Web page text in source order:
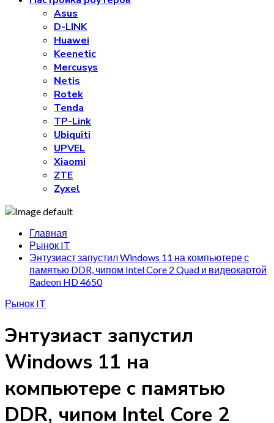
Asus
D-LINK
Huawei
Keenetic
Mercusys
Netis
Rotek
Tenda
TP-Link
Ubiquiti
UPVEL
Xiaomi
ZTE
Zyxel
Главная
Рынок IT
Энтузиаст запустил Windows 11 на компьютере с
памятью DDR, чипом Intel Core 2 Quad и видеокартой
Radeon HD 4650
Рынок IT
Энтузиаст запустил
Windows 11 на
компьютере с памятью
DDR, чипом Intel Core 2